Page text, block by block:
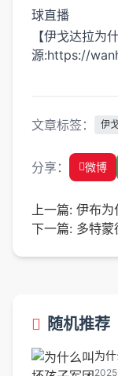
球直播
【伊戈达拉为
源:https://
文章标签： 伊
分享： 微博
上一篇: 伊布为
下一篇: 多特蒙
随机推荐
为